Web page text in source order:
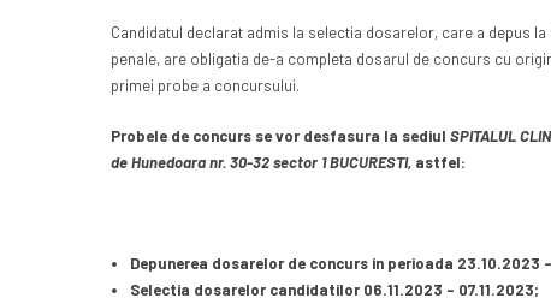
Candidatul declarat admis la selectia dosarelor, care a depus
penale, are obligatia de-a completa dosarul de concurs cu
primei probe a concursului.
Probele de concurs se vor desfasura la sediul SPITALUL
de Hunedoara nr. 30-32 sector 1 BUCURESTI, astfel:
Depunerea dosarelor de concurs in perioada 23.10.2023
Selectia dosarelor candidatilor 06.11.2023 – 07.11.2023;